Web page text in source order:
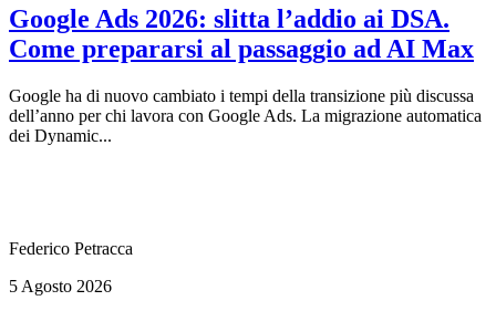
Google Ads 2026: slitta l’addio ai DSA.
Come prepararsi al passaggio ad AI Max
Google ha di nuovo cambiato i tempi della transizione più discussa
dell’anno per chi lavora con Google Ads. La migrazione automatica
dei Dynamic...
Federico Petracca
5 Agosto 2026